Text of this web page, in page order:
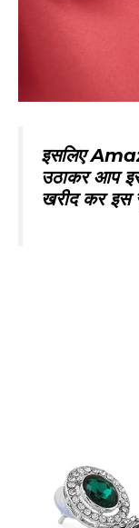
इसलिए
उठाकर आप
खरीद कर इस